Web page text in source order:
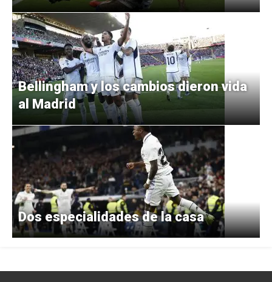
Bellingham y los cambios dieron vida
al Madrid
Dos especialidades de la casa